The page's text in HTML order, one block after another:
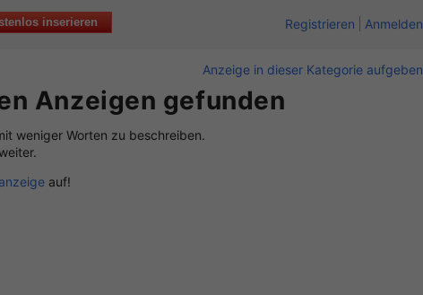
inserieren Registrieren Anmelden
Anzeige in dieser Kategorie aufgeben
Anzeigen gefunden
weniger Worten zu beschreiben.
auf!